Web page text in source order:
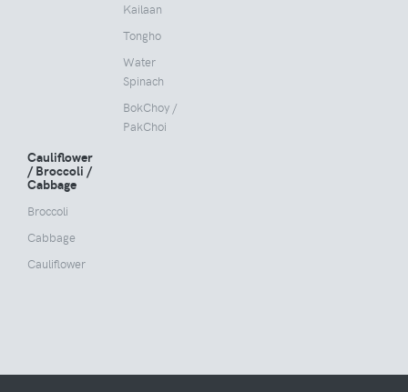
Kailaan
Tongho
Water
Spinach
BokChoy /
PakChoi
Cauliflower
/ Broccoli /
Cabbage
Broccoli
Cabbage
Cauliflower